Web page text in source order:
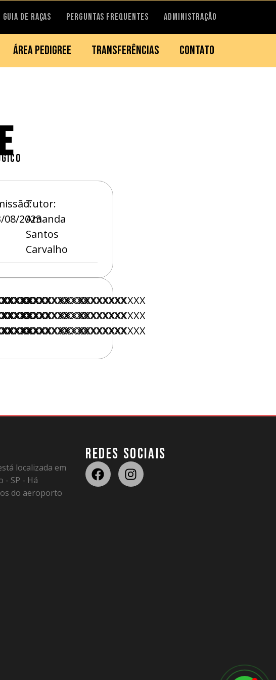
GUIA DE RAÇAS PERGUNTAS FREQUENTES ADMINISTRAÇÃO
ÁREA PEDIGREE TRANSFERÊNCIAS CONTATO
08/2023
Tutor:
Amanda
Santos
Carvalho
XXXXXXXXXXX
XXXXXXXXXXX
XXXXXXXXXXX
XXXXXXXXXXX
XXXXXXXXXXX
XXXXXXXXXXX
XXXXXXXXXXX
XXXXXXXXXXX
XXXXXXXXXXX
XXXXXXXXXXX
XXXXXXXXXXX
XXXXXXXXXXX
localizada em
- SP - Há
do aeroporto
REDES SOCIAIS